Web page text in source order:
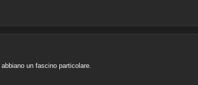
un fascino particolare.